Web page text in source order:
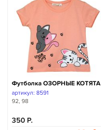
Футболка ОЗОРНЫЕ КОТЯТА
артикул: 8591
92, 98
350